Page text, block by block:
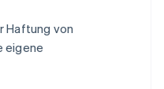
Haftung von
eigene